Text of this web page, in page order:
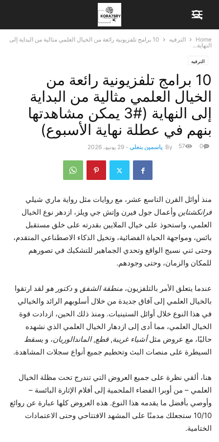
Home الترفيه
10 برامج تلفزيونية رائعة من الخيال العلمي مثالية من البداية إلى
النهاية...
الترفيه
10 برامج تلفزيونية رائعة من
الخيال العلمي مثالية من البداية
إلى النهاية (#3 يمكن مشاهدتها
بنهم في عطلة نهاية الأسبوع)
By ياسمين بنعلي - 29 يونيو، 2026 0
57
منذ أوائل القرن التاسع عشر، مع روايات مثل رواية ماري شيلي
فرانكشتاين وأعمال جول فيرن وإتش جي ويلز، ازدهر نوع الخيال
العلمي، واستحوذ على خيال الملايين بقدرته على خلق مستقبل
بائس، ومواجهة الحياة الفضائية، وتخيل الذكاء الاصطناعي المتقدم،
وحتى ثني نسيج الواقع وتحدي الجماهير للتشكيك في تصورهم
للمكان والزمان، وحتى وجودهم.
عندما يتعلق الأمر بالتلفزيون، منطقة الشفق و دكتور هو لقد ارتقوا
بالخيال العلمي إلى آفاق جديدة من خلال أسلوبهم الرائد والخيالي
في هذا النوع خلال أوائل الستينيات. ومنذ ذلك الحين، ازدادت قوة
الخيال العلمي، مما أدى إلى ازدهار الخيال العلمي الذي نشهده
حاليًا، مع عروض مثلأشياء غريبة,قطع,الماندالوريان، و يسقط
السيطرة على منصات البث وتحطيم جميع أنواع سجلات المشاهدة.
هنا، ألقي نظرة على جميع العروض التي تندرج تحت مظلة الخيال
العلمي – من أوبرا الفضاء الملحمية إلى أفلام الإثارة البائسة –
وأوصي بأفضل ما يقدمه هذا النوع. هذه العروض كلها عبارة عن روائع
10/10 ستجعلك مدمنًا على المشهد الافتتاحي وحتى الاعتمادات
الختامية.